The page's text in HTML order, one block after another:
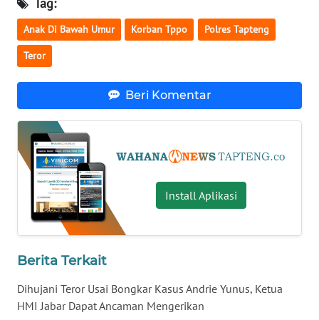
Anak Di Bawah Umur Korban Tppo Polres Tapteng
Teror
Beri Komentar
Install Aplikasi
Berita Terkait
Dihujani Teror Usai Bongkar Kasus Andrie Yunus, Ketua
HMI Jabar Dapat Ancaman Mengerikan
WN
NUSANTARA
WN
JATIM
BALI
KALBAR
WN
KALTENG